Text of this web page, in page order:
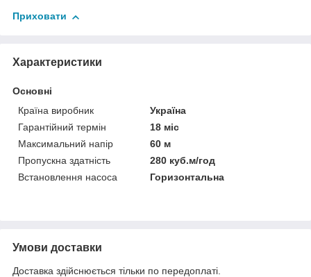
Приховати
Характеристики
Основні
Країна виробник
Україна
Гарантійний термін
18 міс
Максимальний напір
60 м
Пропускна здатність
280 куб.м/год
Встановлення насоса
Горизонтальна
Умови доставки
Доставка здійснюється тільки по передоплаті.